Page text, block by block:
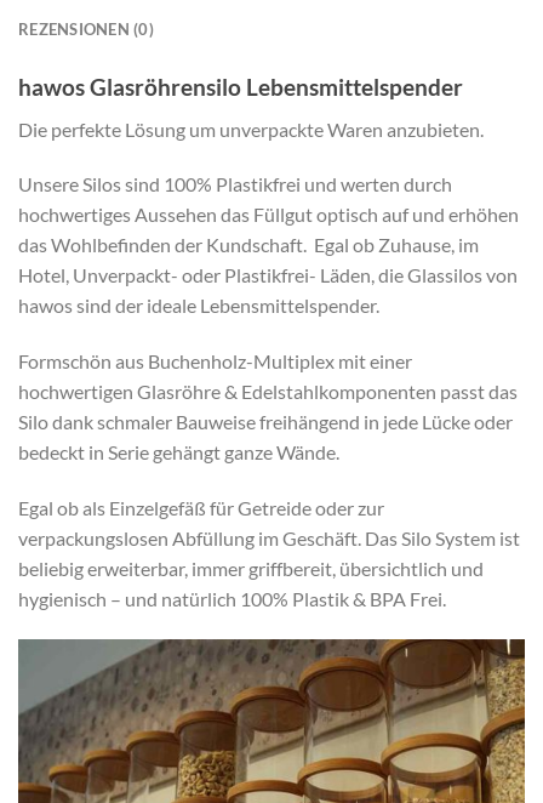
REZENSIONEN (0)
hawos Glasröhrensilo Lebensmittelspender
Die perfekte Lösung um unverpackte Waren anzubieten.
Unsere Silos sind 100% Plastikfrei und werten durch
hochwertiges Aussehen das Füllgut optisch auf und erhöhen
das Wohlbefinden der Kundschaft. Egal ob Zuhause, im
Hotel, Unverpackt- oder Plastikfrei- Läden, die Glassilos von
hawos sind der ideale Lebensmittelspender.
Formschön aus Buchenholz-Multiplex mit einer
hochwertigen Glasröhre & Edelstahlkomponenten passt das
Silo dank schmaler Bauweise freihängend in jede Lücke oder
bedeckt in Serie gehängt ganze Wände.
Egal ob als Einzelgefäß für Getreide oder zur
verpackungslosen Abfüllung im Geschäft. Das Silo System ist
beliebig erweiterbar, immer griffbereit, übersichtlich und
hygienisch – und natürlich 100% Plastik & BPA Frei.